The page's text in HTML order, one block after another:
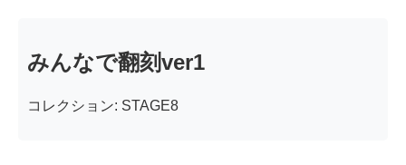
みんなで翻刻ver1
コレクション: STAGE8